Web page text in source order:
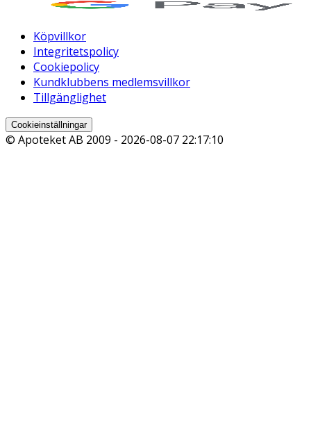
Köpvillkor
Integritetspolicy
Cookiepolicy
Kundklubbens medlemsvillkor
Tillgänglighet
Cookieinställningar
© Apoteket AB 2009 - 2026-08-07 22:17:10